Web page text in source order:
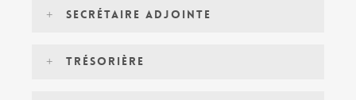
Secrétaire adjointe
Trésorière